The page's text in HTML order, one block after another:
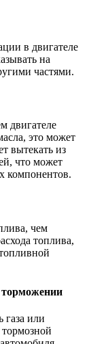
в двигателе
на
частями.
двигателе
это может
вытекать из
что может
компонентов.
чем
топлива,
торможении
газа или